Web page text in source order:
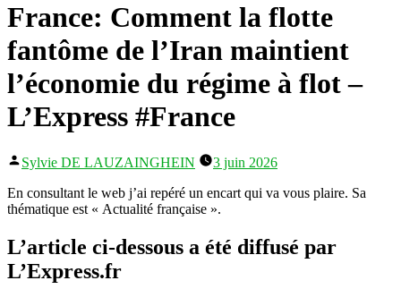
France: Comment la flotte
fantôme de l’Iran maintient
l’économie du régime à flot –
L’Express #France
Publié
Sylvie DE LAUZAINGHEIN
3 juin 2026
En consultant le web j’ai repéré un encart qui va vous plaire. Sa
thématique est « Actualité française ».
L’article ci-dessous a été diffusé par
L’Express.fr